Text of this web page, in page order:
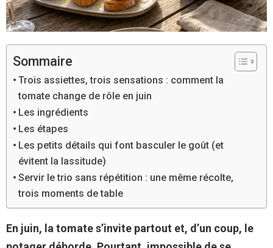
Sommaire
Trois assiettes, trois sensations : comment la
tomate change de rôle en juin
Les ingrédients
Les étapes
Les petits détails qui font basculer le goût (et
évitent la lassitude)
Servir le trio sans répétition : une même récolte,
trois moments de table
En juin, la tomate s’invite partout et, d’un coup, le